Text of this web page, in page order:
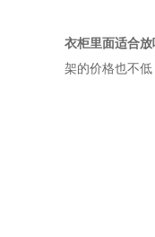
衣柜里面适合
架的价格也不低